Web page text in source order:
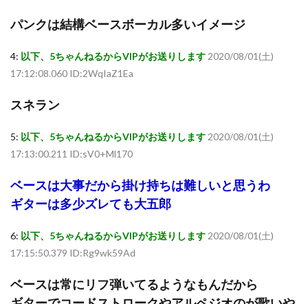
パンクは結構ベースボーカル多いイメージ
4: 以下、5ちゃんねるからVIPがお送りします 2020/08/01(土)
17:12:08.060 ID:2WqIaZ1Ea
スネラン
5: 以下、5ちゃんねるからVIPがお送りします 2020/08/01(土)
17:13:00.211 ID:sV0+Ml170
ベースは大事だから掛け持ちは難しいと思うわ
ギターは多少ズレても大五郎
6: 以下、5ちゃんねるからVIPがお送りします 2020/08/01(土)
17:15:50.379 ID:Rg9wk59Ad
ベースは常にリフ弾いてるようなもんだから